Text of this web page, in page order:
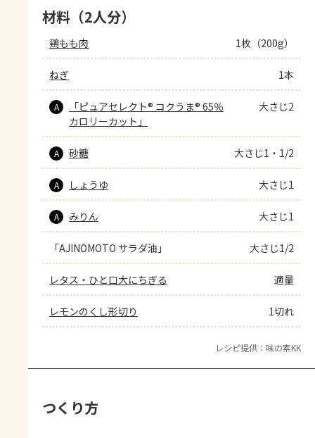
材料（2人分）
鶏もも肉 1枚（200g）
ねぎ 1本
A
「ピュアセレクト® コクうま® 65％
カロリーカット」
大さじ2
A 砂糖 大さじ1・1/2
A しょうゆ 大さじ1
A みりん 大さじ1
「AJINOMOTO サラダ油」 大さじ1/2
レタス・ひと口大にちぎる 適量
レモンのくし形切り 1切れ
レシピ提供：味の素KK
つくり方